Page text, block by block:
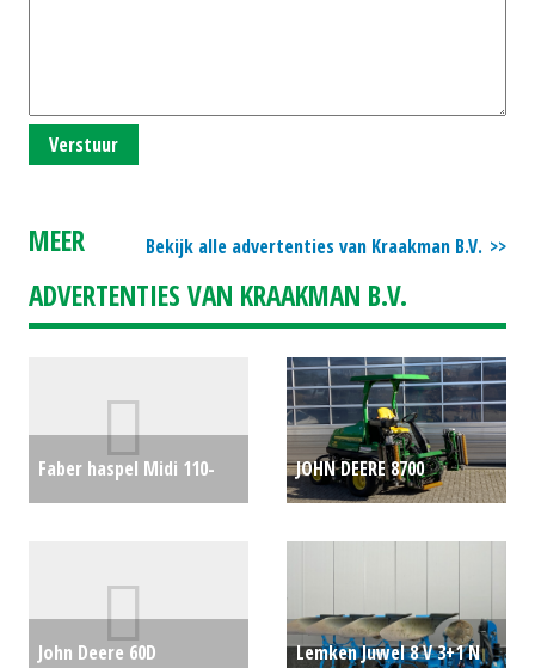
Verstuur
Bekijk alle advertenties van Kraakman B.V.
MEER
ADVERTENTIES VAN KRAAKMAN B.V.
Faber haspel Midi 110-
JOHN DEERE 8700
John Deere 60D
Lemken Juwel 8 V 3+1 N